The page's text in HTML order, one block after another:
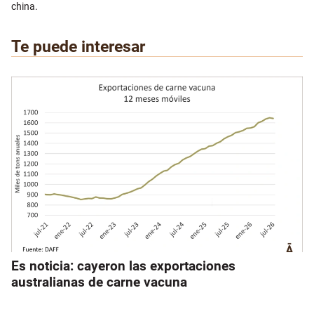
china.
Te puede interesar
Es noticia: cayeron las exportaciones
australianas de carne vacuna